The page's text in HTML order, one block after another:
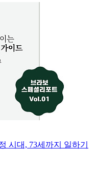
시대, 73세까지 일하기